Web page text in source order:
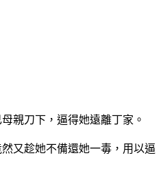
親刀下，逼得她遠離丁家。
又趁她不備還她一毒，用以逼